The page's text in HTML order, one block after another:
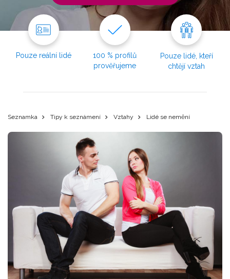
Pouze reální lidé
100 % profilů
prověřujeme
Pouze lidé, kteří
chtějí vztah
Seznamka Tipy k seznámení Vztahy Lidé se nemění